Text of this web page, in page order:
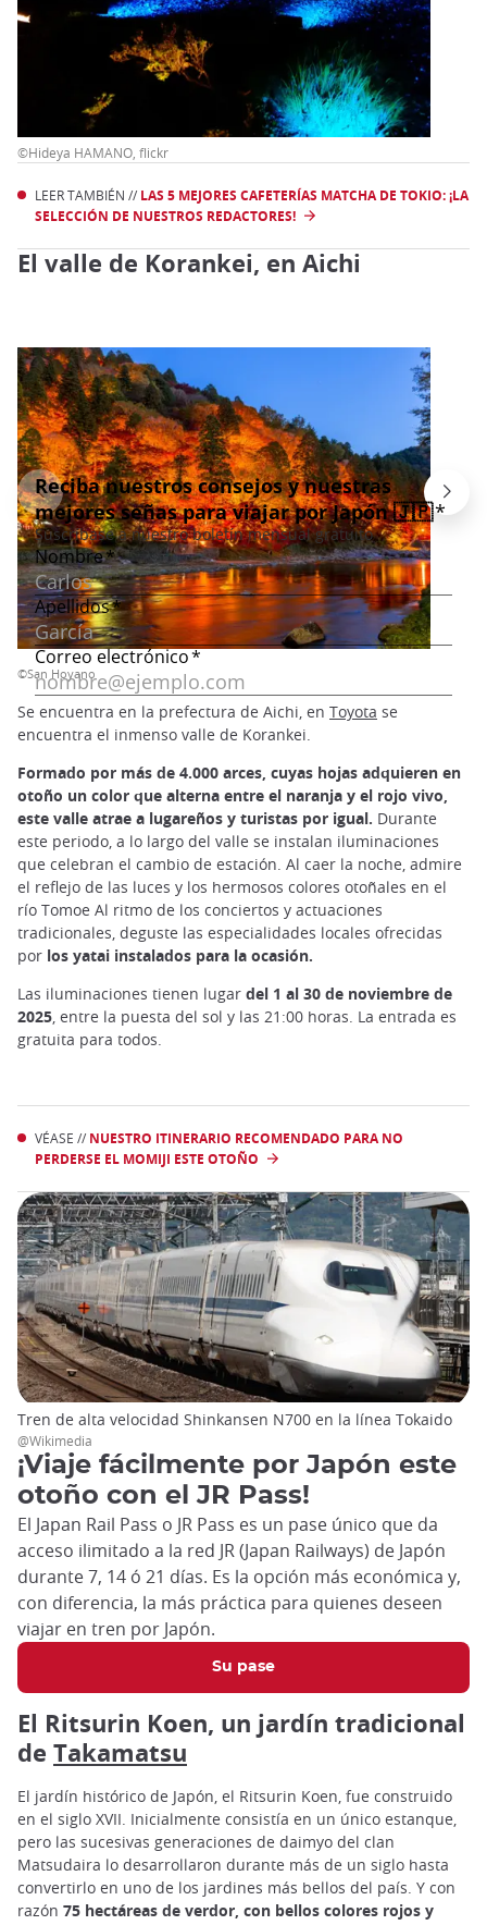
©Hideya HAMANO, flickr
LEER TAMBIÉN // LAS 5 MEJORES CAFETERÍAS MATCHA DE TOKIO: ¡LA
SELECCIÓN DE NUESTROS REDACTORES!
El valle de Korankei, en Aichi
©San Hoyano
Se encuentra en la prefectura de Aichi, en Toyota se
encuentra el inmenso valle de Korankei.
Formado por más de 4.000 arces, cuyas hojas adquieren en
otoño un color que alterna entre el naranja y el rojo vivo,
este valle atrae a lugareños y turistas por igual. Durante
este periodo, a lo largo del valle se instalan iluminaciones
que celebran el cambio de estación. Al caer la noche, admire
el reflejo de las luces y los hermosos colores otoñales en el
río Tomoe Al ritmo de los conciertos y actuaciones
tradicionales, deguste las especialidades locales ofrecidas
por los yatai instalados para la ocasión.
Las iluminaciones tienen lugar del 1 al 30 de noviembre de
2025, entre la puesta del sol y las 21:00 horas. La entrada es
gratuita para todos.
VÉASE // NUESTRO ITINERARIO RECOMENDADO PARA NO
PERDERSE EL MOMIJI ESTE OTOÑO
¡Viaje fácilmente por Japón este
otoño con el JR Pass!
El Japan Rail Pass o JR Pass es un pase único que da
acceso ilimitado a la red JR (Japan Railways) de Japón
durante 7, 14 ó 21 días. Es la opción más económica y,
con diferencia, la más práctica para quienes deseen
viajar en tren por Japón.
Su pase
Tren de alta velocidad Shinkansen N700 en la línea Tokaido
@Wikimedia
El Ritsurin Koen, un jardín tradicional
de Takamatsu
El jardín histórico de Japón, el Ritsurin Koen, fue construido
en el siglo XVII. Inicialmente consistía en un único estanque,
pero las sucesivas generaciones de daimyo del clan
Matsudaira lo desarrollaron durante más de un siglo hasta
convertirlo en uno de los jardines más bellos del país. Y con
razón 75 hectáreas de verdor, con bellos colores rojos y